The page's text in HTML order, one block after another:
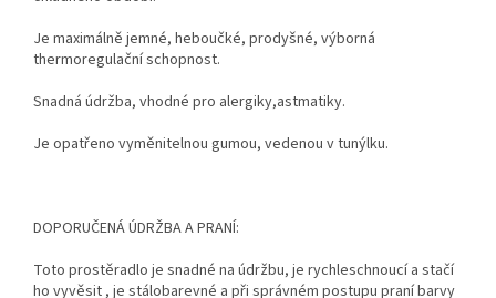
Je maximálně jemné, heboučké, prodyšné, výborná
thermoregulační schopnost.
Snadná údržba, vhodné pro alergiky,astmatiky.
Je opatřeno vyměnitelnou gumou, vedenou v tunýlku.
DOPORUČENÁ ÚDRŽBA A PRANÍ:
Toto prostěradlo je snadné na údržbu, je rychleschnoucí a stačí
ho vyvěsit , je stálobarevné a při správném postupu praní barvy